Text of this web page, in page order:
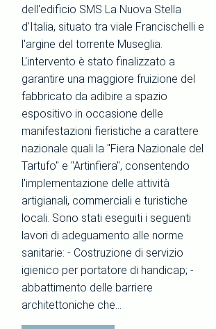
dell'edificio SMS La Nuova Stella
d'Italia, situato tra viale Francischelli e
l'argine del torrente Museglia.
L'intervento è stato finalizzato a
garantire una maggiore fruizione del
fabbricato da adibire a spazio
espositivo in occasione delle
manifestazioni fieristiche a carattere
nazionale quali la "Fiera Nazionale del
Tartufo" e "Artinfiera", consentendo
l'implementazione delle attività
artigianali, commerciali e turistiche
locali. Sono stati eseguiti i seguenti
lavori di adeguamento alle norme
sanitarie: - Costruzione di servizio
igienico per portatore di handicap; -
abbattimento delle barriere
architettoniche che…